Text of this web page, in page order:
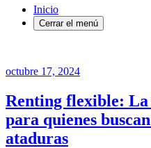
Inicio
Cerrar el menú
octubre 17, 2024
Renting flexible:
para quienes
ataduras